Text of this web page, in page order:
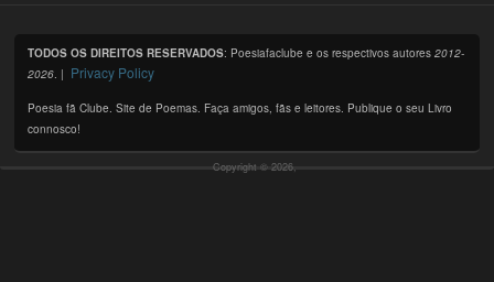
TODOS OS DIREITOS RESERVADOS: Poesiafaclube e os respectivos autores2012-
2026. | Privacy Policy
Poesia fã Clube. Site de Poemas. Faça amigos, fãs e leitores. Publique o seu Livro
connosco!
Copyright © 2026,